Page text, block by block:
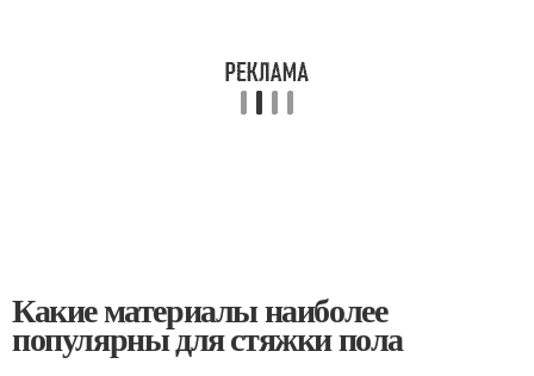
Какие материалы наиболее
популярны для стяжки пола